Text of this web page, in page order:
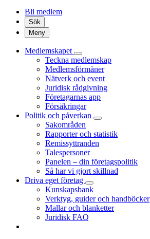
Bli medlem
Sök
Meny
Medlemskapet
Teckna medlemskap
Medlemsförmåner
Nätverk och event
Juridisk rådgivning
Företagarnas app
Försäkringar
Politik och påverkan
Sakområden
Rapporter och statistik
Remissyttranden
Talespersoner
Panelen – din företagspolitik
Så har vi gjort skillnad
Driva eget företag
Kunskapsbank
Verktyg, guider och handböcker
Mallar och blanketter
Juridisk FAQ